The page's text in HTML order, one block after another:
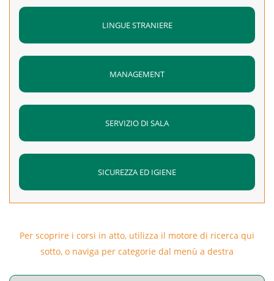
LINGUE STRANIERE
MANAGEMENT
SERVIZIO DI SALA
SICUREZZA ED IGIENE
Per scoprire i corsi in atto, utilizza il motore di ricerca qui
sotto, o naviga per categorie dal menù a destra